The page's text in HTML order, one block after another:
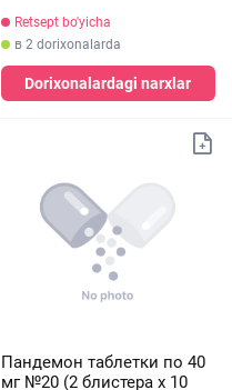
Retsept bo'yicha
в 2 dorixonalarda
Dorixonalardagi narxlar
Пандемон таблетки по 40
мг №20 (2 блистера х 10